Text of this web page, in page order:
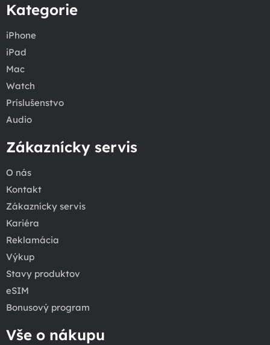
Kategorie
iPhone
iPad
Mac
Watch
Príslušenstvo
Audio
Zákaznícky servis
O nás
Kontakt
Zákaznícky servis
Kariéra
Reklamácia
Výkup
Stavy produktov
eSIM
Bonusový program
Vše o nákupu